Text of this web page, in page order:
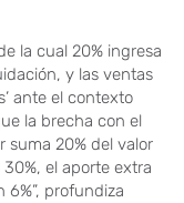
la cual 20% ingresa
y las ventas
ante el contexto
la brecha con el
suma 20% del valor
el aporte extra
6%”, profundiza